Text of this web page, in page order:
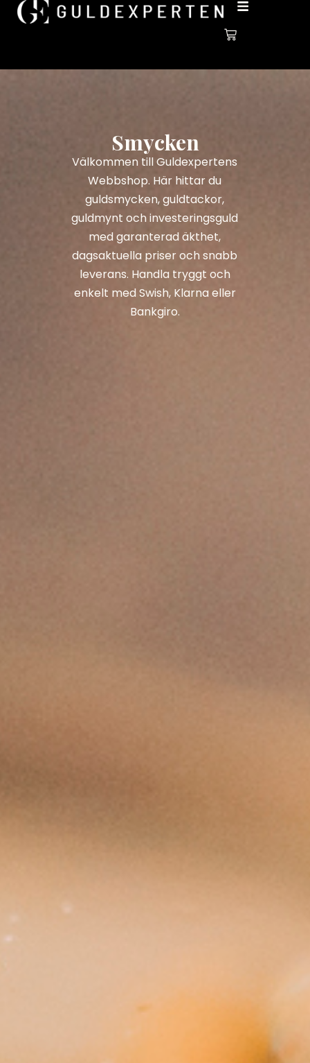
Smycken
Välkommen till Guldexpertens
Webbshop. Här hittar du
guldsmycken, guldtackor,
guldmynt och investeringsguld
med garanterad äkthet,
dagsaktuella priser och snabb
leverans. Handla tryggt och
enkelt med Swish, Klarna eller
Bankgiro.